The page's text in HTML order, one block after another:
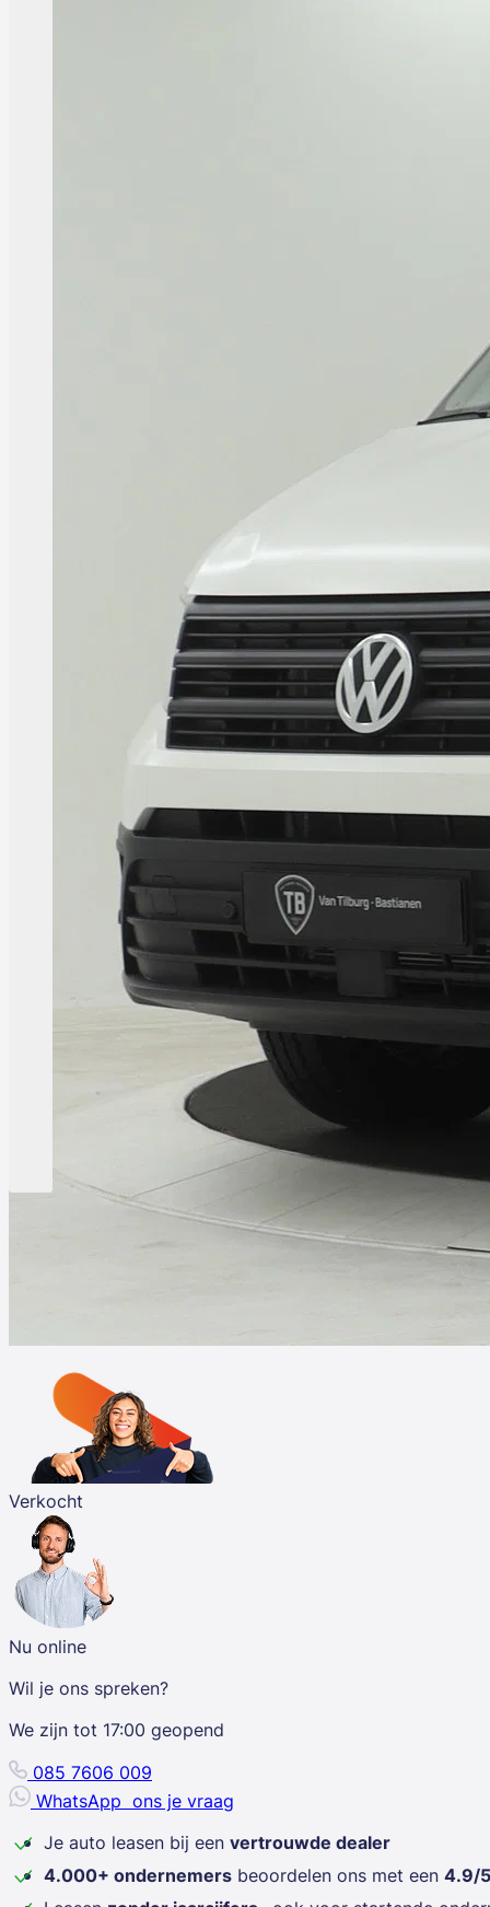
Verkocht
Nu online
Wil je ons spreken?
We zijn tot 17:00 geopend
085 7606 009
WhatsApp ons je vraag
Je auto leasen bij een vertrouwde dealer
4.000+ ondernemers beoordelen ons met een 4.9/5